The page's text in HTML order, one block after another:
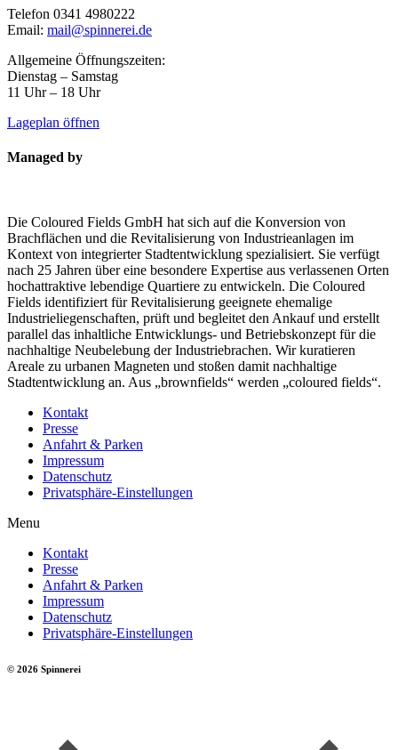
Telefon 0341 4980222
Email: mail@spinnerei.de
Allgemeine Öffnungszeiten:
Dienstag – Samstag
11 Uhr – 18 Uhr
Lageplan öffnen
Managed by
Die Coloured Fields GmbH hat sich auf die Konversion von
Brachflächen und die Revitalisierung von Industrieanlagen im
Kontext von integrierter Stadtentwicklung spezialisiert. Sie verfügt
nach 25 Jahren über eine besondere Expertise aus verlassenen Orten
hochattraktive lebendige Quartiere zu entwickeln. Die Coloured
Fields identifiziert für Revitalisierung geeignete ehemalige
Industrieliegenschaften, prüft und begleitet den Ankauf und erstellt
parallel das inhaltliche Entwicklungs- und Betriebskonzept für die
nachhaltige Neubelebung der Industriebrachen. Wir kuratieren
Areale zu urbanen Magneten und stoßen damit nachhaltige
Stadtentwicklung an. Aus „brownfields“ werden „coloured fields“.
Kontakt
Presse
Anfahrt & Parken
Impressum
Datenschutz
Privatsphäre-Einstellungen
Menu
Kontakt
Presse
Anfahrt & Parken
Impressum
Datenschutz
Privatsphäre-Einstellungen
© 2026 Spinnerei